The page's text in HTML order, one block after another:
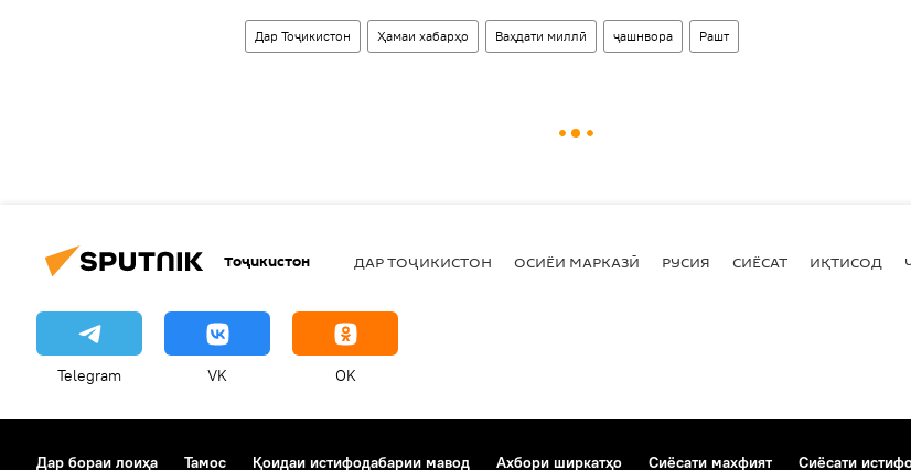
Дар Тоҷикистон Ҳамаи хабарҳо Ваҳдати миллӣ ҷашнвора Рашт
Тоҷикистон ДАР ТОҶИКИСТОН ОСИЁИ МАРКАЗӢ РУСИЯ СИЁСАТ ИҚТИСОД
Telegram VK OK
Дар бораи лоиҳа Тамос Қоидаи истифодабарии мавод Ахбори ширкатҳо Сиёсати махфият Сиёсати